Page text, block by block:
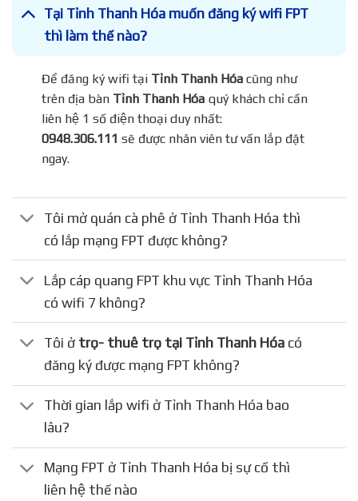
Tại Tỉnh Thanh Hóa muốn đăng ký wifi FPT
thì làm thế nào?
Để đăng ký wifi tạiTỉnh Thanh Hóacũng như
trên địa bànTỉnh Thanh Hóaquý khách chỉ cần
liên hệ 1 số điện thoại duy nhất:
0948.306.111 sẽ được nhân viên tư vấn lắp đặt
ngay.
Tôi mở quán cà phê ở Tỉnh Thanh Hóa thì
có lắp mạng FPT được không?
Lắp cáp quang FPT khu vực Tỉnh Thanh Hóa
có wifi 7 không?
Tôi ở trọ- thuê trọ tại Tỉnh Thanh Hóa có
đăng ký được mạng FPT không?
Thời gian lắp wifi ở Tỉnh Thanh Hóa bao
lâu?
Mạng FPT ở Tỉnh Thanh Hóa bị sự cố thì
liên hệ thế nào